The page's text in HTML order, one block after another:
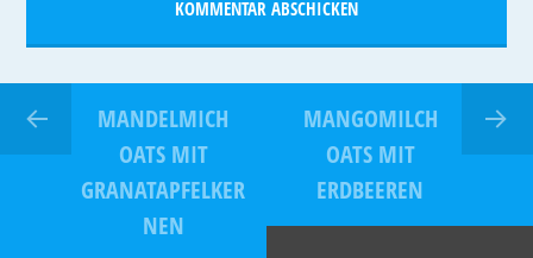
MANDELMICH
OATS MIT
GRANATAPFELKER
NEN
MANGOMILCH
OATS MIT
ERDBEEREN